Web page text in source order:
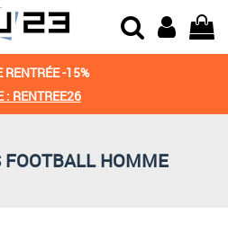
RENTRÉE -15%
: RENTREE26
FOOTBALL HOMME